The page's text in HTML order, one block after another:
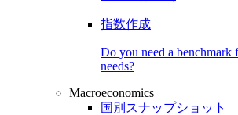
指数作成
Do you need a benchmark
needs?
Macroeconomics
国別スナップショット